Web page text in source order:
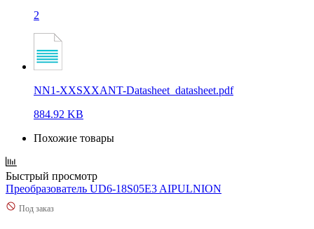
2
NN1-XXSXXANT-Datasheet_datasheet.pdf
884.92 KB
Похожие товары
Быстрый просмотр
Преобразователь UD6-18S05E3 AIPULNION
Под заказ